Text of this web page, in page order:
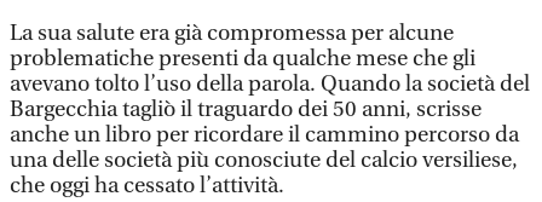
La sua salute era già compromessa per alcune
problematiche presenti da qualche mese che gli
avevano tolto l’uso della parola. Quando la società del
Bargecchia tagliò il traguardo dei 50 anni, scrisse
anche un libro per ricordare il cammino percorso da
una delle società più conosciute del calcio versiliese,
che oggi ha cessato l’attività.